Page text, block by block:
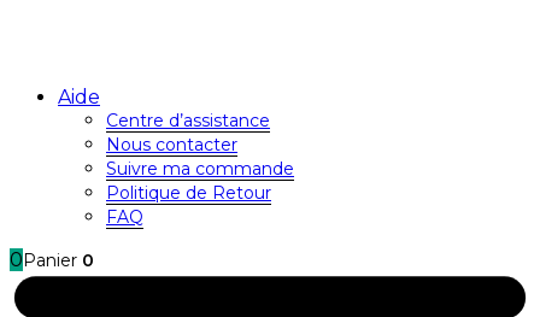
Aide
Centre d’assistance
Nous contacter
Suivre ma commande
Politique de Retour
FAQ
0 Panier 0